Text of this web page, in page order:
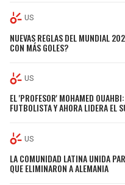
US
NUEVAS REGLAS DEL MUNDIAL
CON MÁS GOLES?
US
EL 'PROFESOR' MOHAMED
FUTBOLISTA Y AHORA LIDERA EL
US
LA COMUNIDAD LATINA UNIDA
QUE ELIMINARON A ALEMANIA